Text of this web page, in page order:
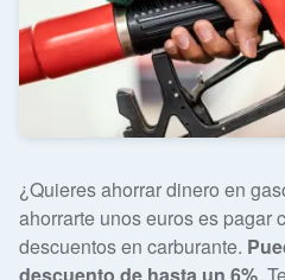
¿Quieres ahorrar dinero en
ahorrarte unos euros es pagar
descuentos en carburante.